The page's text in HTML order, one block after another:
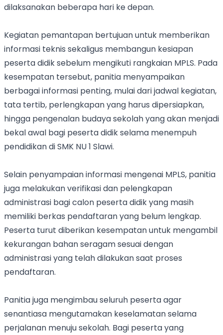
dilaksanakan beberapa hari ke depan.
Kegiatan pemantapan bertujuan untuk memberikan
informasi teknis sekaligus membangun kesiapan
peserta didik sebelum mengikuti rangkaian MPLS. Pada
kesempatan tersebut, panitia menyampaikan
berbagai informasi penting, mulai dari jadwal kegiatan,
tata tertib, perlengkapan yang harus dipersiapkan,
hingga pengenalan budaya sekolah yang akan menjadi
bekal awal bagi peserta didik selama menempuh
pendidikan di SMK NU 1 Slawi.
Selain penyampaian informasi mengenai MPLS, panitia
juga melakukan verifikasi dan pelengkapan
administrasi bagi calon peserta didik yang masih
memiliki berkas pendaftaran yang belum lengkap.
Peserta turut diberikan kesempatan untuk mengambil
kekurangan bahan seragam sesuai dengan
administrasi yang telah dilakukan saat proses
pendaftaran.
Panitia juga mengimbau seluruh peserta agar
senantiasa mengutamakan keselamatan selama
perjalanan menuju sekolah. Bagi peserta yang